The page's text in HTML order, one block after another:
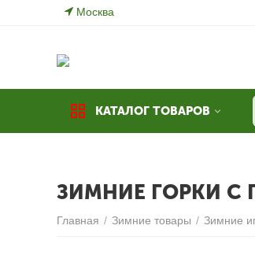
Москва
КАТАЛОГ ТОВАРОВ
ЗИМНИЕ ГОРКИ С
Главная / Зимние товары / Зимние